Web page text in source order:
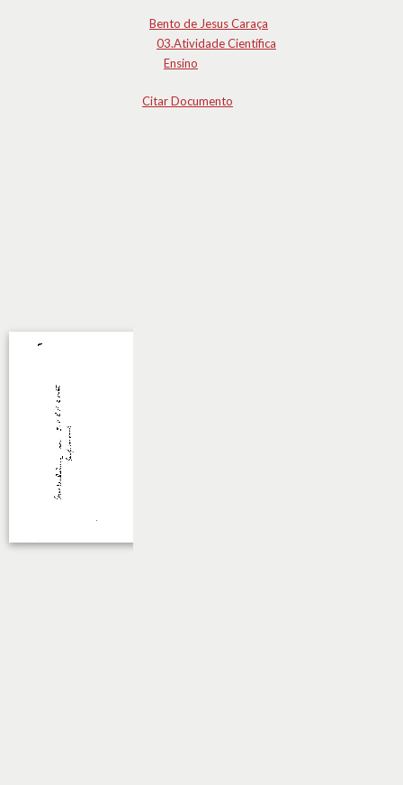
Bento de Jesus Caraça
03.Atividade Científica
Ensino
Citar Documento